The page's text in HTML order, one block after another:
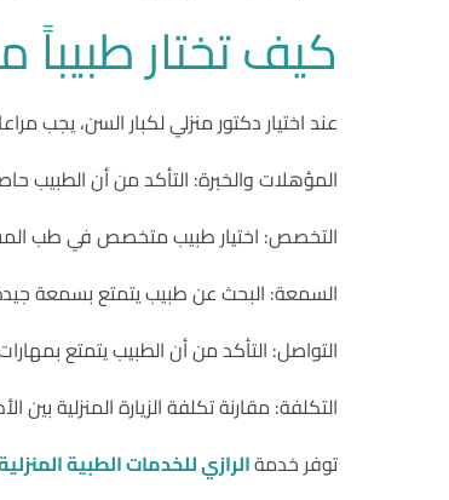
كيف تختار طبيباً
عند اختيار دكتور منزلي لكبار السن، يجب
المؤهلات والخبرة: التأكد من أن الطبيب
التخصص: اختيار طبيب متخصص في طب
السمعة: البحث عن طبيب يتمتع بسمعة جيدة
التواصل: التأكد من أن الطبيب يتمتع
التكلفة: مقارنة تكلفة الزيارة المنزلية بين
توفر خدمةالرازي للخدمات الطبية